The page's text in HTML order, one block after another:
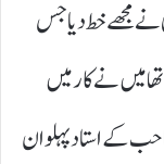
نے مجھے خط دیا جس
میں نے کار میں
کے استاد پہلوان